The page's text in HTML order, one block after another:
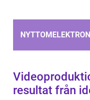
resultat från